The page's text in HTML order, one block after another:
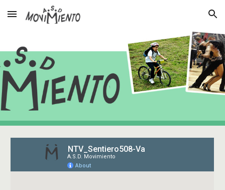
Skip to main content Skip to navigation